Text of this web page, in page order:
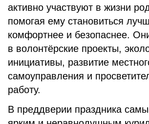
активно участвуют в жизни
помогая ему становиться
комфортнее и безопаснее.
в волонтёрские проекты,
инициативы, развитие
самоуправления и
работу.
В преддверии праздника